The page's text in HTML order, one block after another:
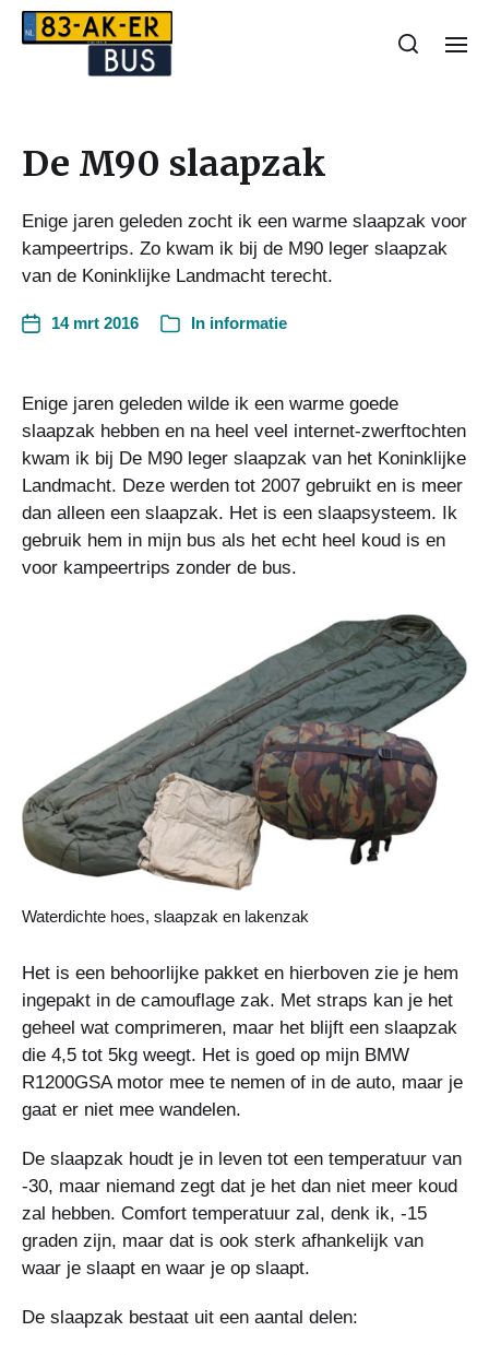
De M90 slaapzak
Enige jaren geleden zocht ik een warme slaapzak voor
kampeertrips. Zo kwam ik bij de M90 leger slaapzak
van de Koninklijke Landmacht terecht.
14 mrt 2016 In informatie
Enige jaren geleden wilde ik een warme goede
slaapzak hebben en na heel veel internet-zwerftochten
kwam ik bij De M90 leger slaapzak van het Koninklijke
Landmacht. Deze werden tot 2007 gebruikt en is meer
dan alleen een slaapzak. Het is een slaapsysteem. Ik
gebruik hem in mijn bus als het echt heel koud is en
voor kampeertrips zonder de bus.
Waterdichte hoes, slaapzak en lakenzak
Het is een behoorlijke pakket en hierboven zie je hem
ingepakt in de camouflage zak. Met straps kan je het
geheel wat comprimeren, maar het blijft een slaapzak
die 4,5 tot 5kg weegt. Het is goed op mijn BMW
R1200GSA motor mee te nemen of in de auto, maar je
gaat er niet mee wandelen.
De slaapzak houdt je in leven tot een temperatuur van
-30, maar niemand zegt dat je het dan niet meer koud
zal hebben. Comfort temperatuur zal, denk ik, -15
graden zijn, maar dat is ook sterk afhankelijk van
waar je slaapt en waar je op slaapt.
De slaapzak bestaat uit een aantal delen: